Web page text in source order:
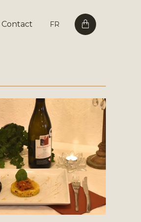
Contact FR